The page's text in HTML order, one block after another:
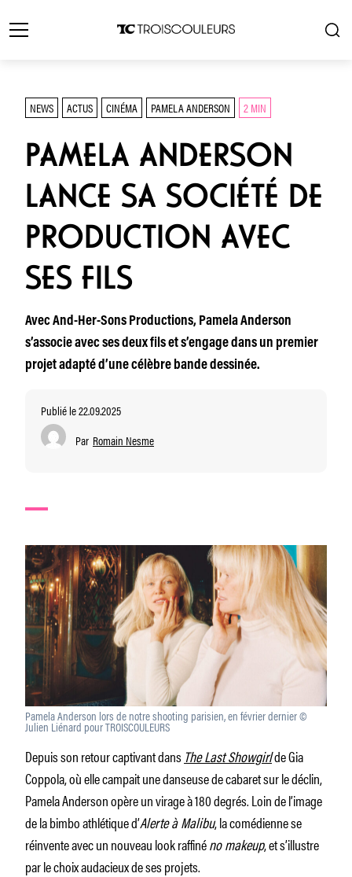
NEWS ACTUS CINÉMA PAMELA ANDERSON 2 MIN
PAMELA ANDERSON
LANCE SA SOCIÉTÉ DE
PRODUCTION AVEC
SES FILS
Avec And-Her-Sons Productions, Pamela Anderson
s’associe avec ses deux fils et s’engage dans un premier
projet adapté d’une célèbre bande dessinée.
Publié le 22.09.2025
Par Romain Nesme
Pamela Anderson lors de notre shooting parisien, en février dernier ©
Julien Liénard pour TROISCOULEURS
Depuis son retour captivant dans The Last Showgirlde Gia
Coppola, où elle campait une danseuse de cabaret sur le déclin,
Pamela Anderson opère un virage à 180 degrés. Loin de l’image
de la bimbo athlétique d’Alerte à Malibu, la comédienne se
réinvente avec un nouveau look raffinéno makeup, et s’illustre
par le choix audacieux de ses projets.